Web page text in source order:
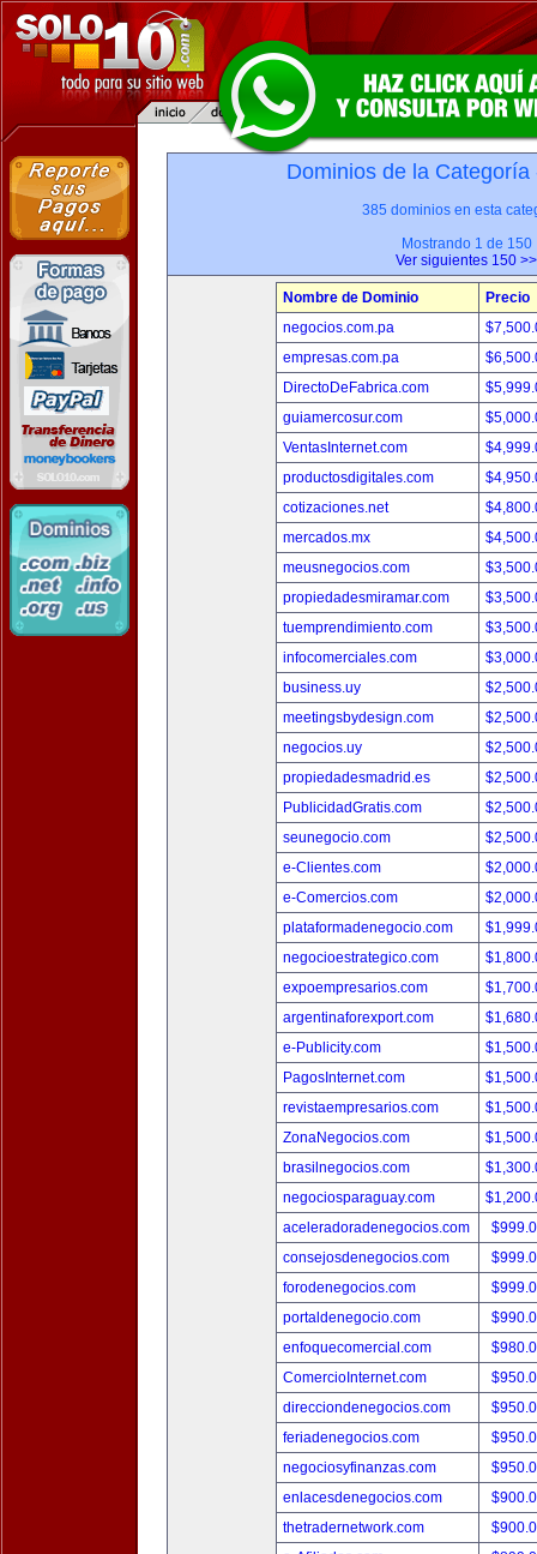
Dominios de la
385 dominios en esta
Mostrando 1 de 150
Ver siguientes 150 >>
Nombre de Dominio
Precio
negocios.com.pa
empresas.com.pa
DirectoDeFabrica.com
guiamercosur.com
VentasInternet.com
productosdigitales.com
cotizaciones.net
mercados.mx
meusnegocios.com
propiedadesmiramar.com
tuemprendimiento.com
infocomerciales.com
business.uy
meetingsbydesign.com
negocios.uy
propiedadesmadrid.es
PublicidadGratis.com
seunegocio.com
e-Clientes.com
e-Comercios.com
plataformadenegocio.com
negocioestrategico.com
expoempresarios.com
argentinaforexport.com
e-Publicity.com
PagosInternet.com
revistaempresarios.com
ZonaNegocios.com
brasilnegocios.com
negociosparaguay.com
aceleradoradenegocios.com
consejosdenegocios.com
forodenegocios.com
portaldenegocio.com
enfoquecomercial.com
ComercioInternet.com
direcciondenegocios.com
feriadenegocios.com
negociosyfinanzas.com
enlacesdenegocios.com
thetradernetwork.com